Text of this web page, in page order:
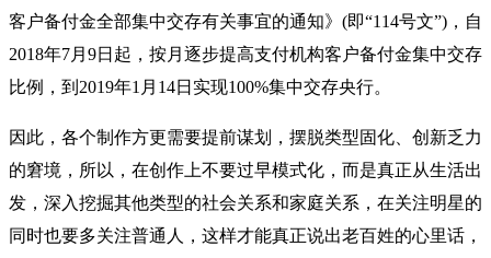
客户备付金全部集中交存有关事宜的通知》(即“114号文”)，自
2018年7月9日起，按月逐步提高支付机构客户备付金集中交存
比例，到2019年1月14日实现100%集中交存央行。
因此，各个制作方更需要提前谋划，摆脱类型固化、创新乏力
的窘境，所以，在创作上不要过早模式化，而是真正从生活出
发，深入挖掘其他类型的社会关系和家庭关系，在关注明星的
同时也要多关注普通人，这样才能真正说出老百姓的心里话，